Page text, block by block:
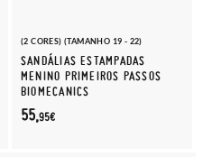
(2 CORES) (TAMANHO 19 - 22)
SANDÁLIAS ESTAMPADAS
MENINO PRIMEIROS PASSOS
BIOMECANICS
55,95€